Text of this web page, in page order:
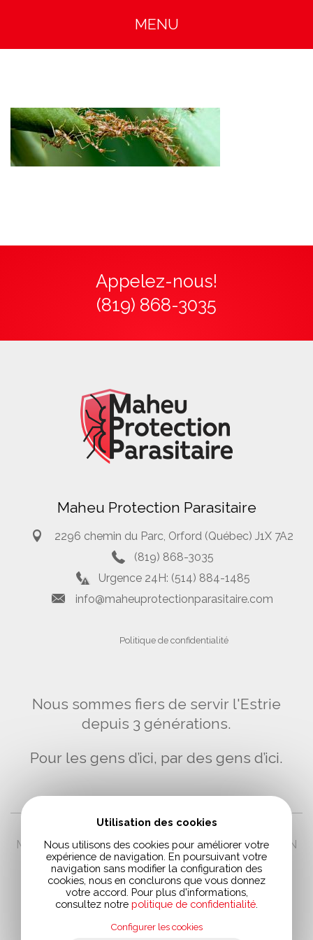
MENU
Appelez-nous!
(819) 868-3035
Maheu Protection Parasitaire
2296 chemin du Parc, Orford (Québec) J1X 7A2
(819) 868-3035
Urgence 24H: (514) 884-1485
info@maheuprotectionparasitaire.com
Politique de confidentialité
Nous sommes fiers de servir l'Estrie
depuis 3 générations.
Pour les gens d’ici, par des gens d’ici.
MAHEU PROTECTION PARASITAIRE A POUR MISSION
LE SOUCI DE L’ENVIRONNEMENT
Utilisation des cookies
Nous utilisons des cookies pour améliorer votre
expérience de navigation. En poursuivant votre
navigation sans modifier la configuration des
cookies, nous en conclurons que vous donnez
votre accord. Pour plus d'informations,
consultez notre politique de confidentialité
Configurer les cookies